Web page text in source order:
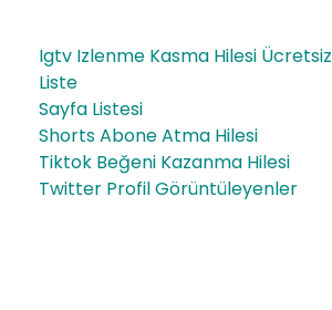
Igtv Izlenme Kasma Hilesi Ücretsiz
Liste
Sayfa Listesi
Shorts Abone Atma Hilesi
Tiktok Beğeni Kazanma Hilesi
Twitter Profil Görüntüleyenler